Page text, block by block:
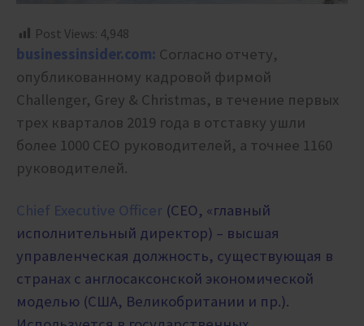
Post Views: 4,948
businessinsider.com: Согласно отчету,
опубликованному кадровой фирмой
Challenger, Grey & Christmas, в течение первых
трех кварталов 2019 года в отставку ушли
более 1000 CEO руководителей, а точнее 1160
руководителей.
Chief Executive Officer (CEO, «главный
исполнительный директор) – высшая
управленческая должность, существующая в
странах с англосаксонской экономической
моделью (США, Великобритании и пр.).